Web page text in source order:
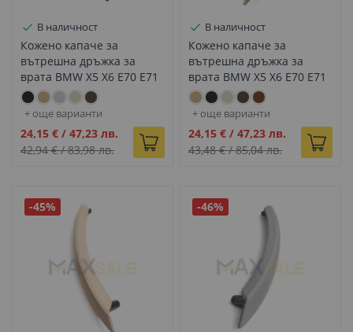
В наличност
Кожено капаче за
вътрешна дръжка за
врата BMW X5 X6 E70 E71
черно дясно
+ още варианти
Промо
цена
24,15 € / 47,23 лв.
42,94 €/83,98 лв.
В наличност
Кожено капаче за
вътрешна дръжка за
врата BMW X5 X6 E70 E71
бежово ляво
+ още варианти
Промо
цена
24,15 € /47,23 лв.
43,48 €/85,04 лв.
-45% -46%